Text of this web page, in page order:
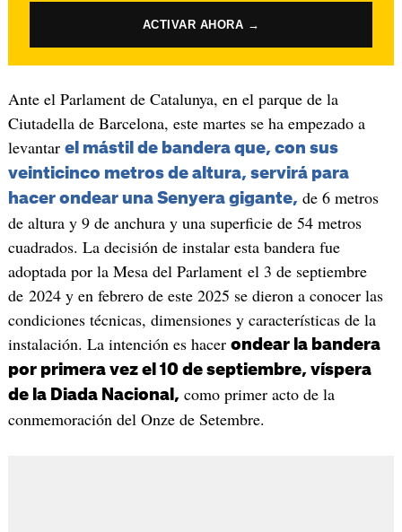
ACTIVAR AHORA →
Ante el Parlament de Catalunya, en el parque de la
Ciutadella de Barcelona, este martes se ha empezado a
levantar el mástil de bandera que, con sus
veinticinco metros de altura, servirá para
hacer ondear una Senyera gigante, de 6 metros
de altura y 9 de anchura y una superficie de 54 metros
cuadrados. La decisión de instalar esta bandera fue
adoptada por la Mesa del Parlament el 3 de septiembre
de 2024 y en febrero de este 2025 se dieron a conocer las
condiciones técnicas, dimensiones y características de la
instalación. La intención es hacer ondear la bandera
por primera vez el 10 de septiembre, víspera
de la Diada Nacional, como primer acto de la
conmemoración del Onze de Setembre.